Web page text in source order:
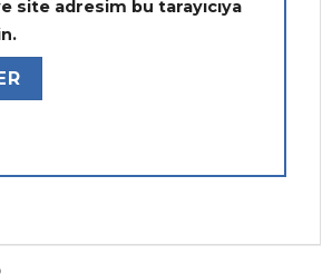
site adresim bu tarayıcıya